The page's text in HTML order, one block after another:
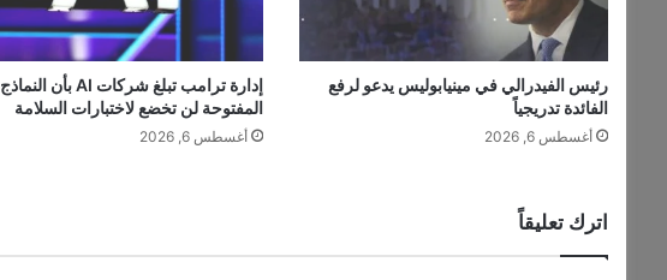
ط
ل
ة
إ
ق
م
ة
ف
ي
1
8
6
رئيس الفيدرالي في مينيابوليس يدعو لرفع
الفائدة تدريجياً
أغسطس 6, 2026
إدارة ترامب تبلغ شركات AI بأن النماذج
المفتوحة لن تخضع لاختبارات السلامة
أغسطس 6, 2026
اترك تعليقاً